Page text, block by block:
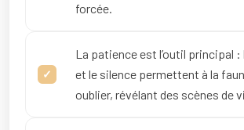
forcée.
La patience est l’outil principal :
et le silence permettent à la
oublier, révélant des scènes de